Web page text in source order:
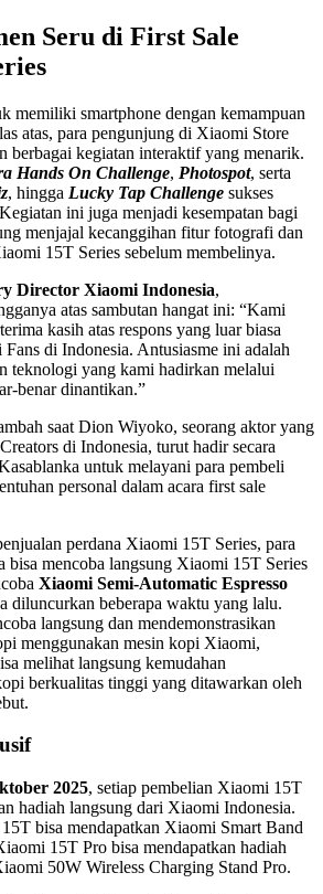
Seru di First Sale
memiliki smartphone dengan kemampuan
atas, para pengunjung di Xiaomi Store
berbagai kegiatan interaktif yang menarik.
Hands On Challenge, Photospot, serta
, hingga Lucky Tap Challenge sukses
ini juga menjadi kesempatan bagi
menjajal kecanggihan fitur fotografi dan
15T Series sebelum membelinya.
Director Xiaomi Indonesia,
atas sambutan hangat ini: “Kami
kasih atas respons yang luar biasa
di Indonesia. Antusiasme ini adalah
teknologi yang kami hadirkan melalui
benar dinantikan.”
saat Dion Wiyoko, seorang aktor yang
di Indonesia, turut hadir secara
untuk melayani para pembeli
personal dalam acara first sale
perdana Xiaomi 15T Series, para
bisa mencoba langsung Xiaomi 15T Series
Xiaomi Semi-Automatic Espresso
diluncurkan beberapa waktu yang lalu.
langsung dan mendemonstrasikan
menggunakan mesin kopi Xiaomi,
melihat langsung kemudahan
berkualitas tinggi yang ditawarkan oleh
2025, setiap pembelian Xiaomi 15T
hadiah langsung dari Xiaomi Indonesia.
bisa mendapatkan Xiaomi Smart Band
15T Pro bisa mendapatkan hadiah
50W Wireless Charging Stand Pro.